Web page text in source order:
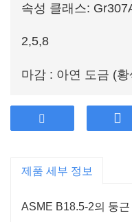
속성 클래스:
2,5,8
마감 : 아연 도금 (
상), 흑색, 인산염
소재:스틸
수출국가 : 미국, 일
제품 세부 정보
ASME B18.5-2의 둥